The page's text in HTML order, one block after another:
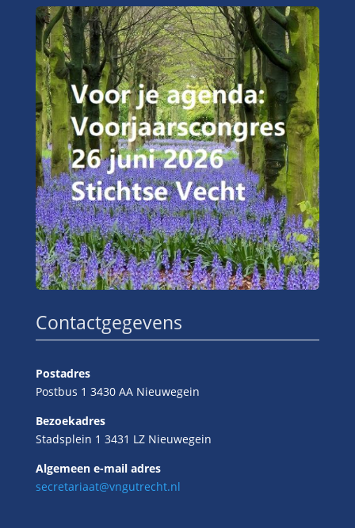
Contactgegevens
Postadres
Postbus 1 3430 AA Nieuwegein
Bezoekadres
Stadsplein 1 3431 LZ Nieuwegein
Algemeen e-mail adres
secretariaat@vngutrecht.nl